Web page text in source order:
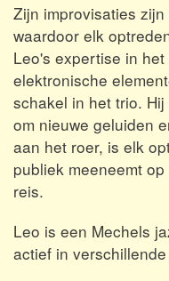
Zijn improvisaties
waardoor elk
Leo's expertise in
elektronische
schakel in het trio.
om nieuwe geluiden
aan het roer, is elk
publiek meeneemt
reis.
Leo is een Mechels
actief in